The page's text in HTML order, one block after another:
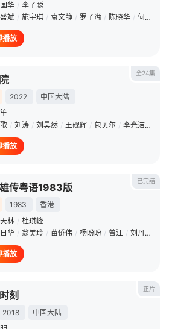
华 / 李子聪
斌 / 施宇琪 / 袁文静 / 罗子溢 / 陈晓华 / 何广沛
播放
全24集
2022
中国大陆
/ 刘涛 / 刘昊然 / 王砚辉 / 包贝尔 / 李光洁 /
播放
已完结
传粤语1983版
1983
香港
林 / 杜琪峰
华 / 翁美玲 / 苗侨伟 / 杨盼盼 / 曾江 / 刘丹 /
播放
正片
刻
2018
中国大陆